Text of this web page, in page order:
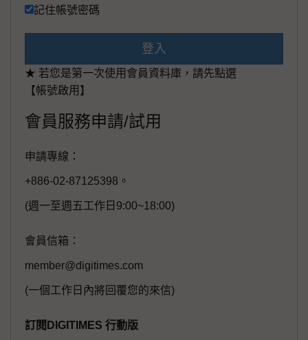
記住帳號密碼
登入
★ 若您是第一次使用會員資料庫，請先點選
【帳號啟用】
會員服務申請/試用
申請專線：
+886-02-87125398。
(週一至週五工作日9:00~18:00)
會員信箱：
member@digitimes.com
(一個工作日內將回覆您的來信)
訂閱DIGITIMES 行動版